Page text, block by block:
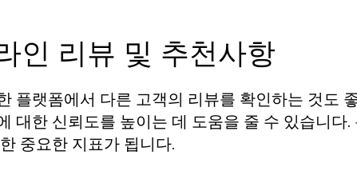
인 리뷰 및 추천사항
플랫폼에서 다른 고객의 리뷰를 확인하는 것도
대한 신뢰도를 높이는 데 도움을 줄 수 있습니
중요한 지표가 됩니다.